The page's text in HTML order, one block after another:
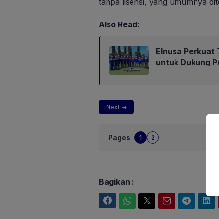
tanpa lisensi, yang umumnya
Also Read:
Elnusa Perkuat
untuk Dukung
Next
Pages: 1 2
Bagikan :